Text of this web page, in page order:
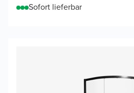
Sofort lieferbar